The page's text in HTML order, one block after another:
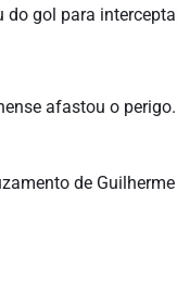
gol para
afastou o
de